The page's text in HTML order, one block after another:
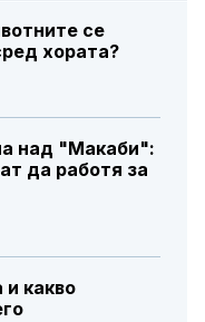
се
хората?
над "Макаби":
да работя за
какво